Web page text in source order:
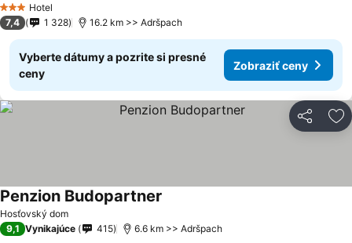
3 Počet hviezdičiek
Hotel
7,4 1 328 16.2 km >> Adršpach
Vyberte dátumy a pozrite si presné
ceny
Zobraziť ceny
Zdieľať
Hosťovský dom
Penzion Budopartner
9,1 Vynikajúce 415 6.6 km >> Adršpach